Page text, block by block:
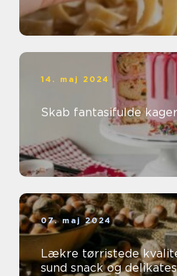
14. maj 2024
Skab fantasifulde
07. maj 2024
Lækre tørristede
sund snack og